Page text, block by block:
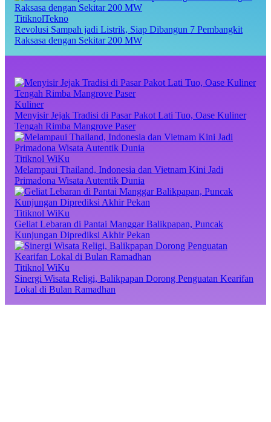
TitiknolTekno
Revolusi Sampah jadi Listrik, Siap Dibangun 7 Pembangkit
Raksasa dengan Sekitar 200 MW
Kuliner
Menyisir Jejak Tradisi di Pasar Pakot Lati Tuo, Oase Kuliner
Tengah Rimba Mangrove Paser
Titiknol WiKu
Melampaui Thailand, Indonesia dan Vietnam Kini Jadi
Primadona Wisata Autentik Dunia
Titiknol WiKu
Geliat Lebaran di Pantai Manggar Balikpapan, Puncak
Kunjungan Diprediksi Akhir Pekan
Titiknol WiKu
Sinergi Wisata Religi, Balikpapan Dorong Penguatan Kearifan
Lokal di Bulan Ramadhan